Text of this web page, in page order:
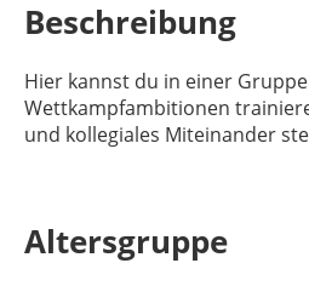
Beschreibung
Hier kannst du in einer
Wettkampfambitionen
und kollegiales Miteinander
Altersgruppe